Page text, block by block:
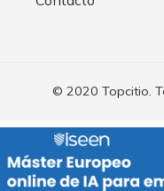
© 2020 Topcitio.